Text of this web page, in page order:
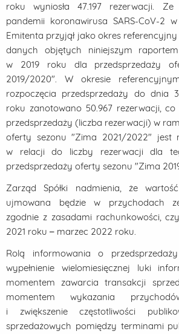
roku wyniosła 47.197 rezerwacji.
pandemii koronawirusa SARS-CoV-2
Emitenta przyjął jako okres
danych objętych niniejszym
w 2019 roku dla przedsprzedaży
2019/2020". W okresie
rozpoczęcia przedsprzedaży do dnia
roku zanotowano 50.967 rezerwacji,
przedsprzedaży (liczba rezerwacji) w
oferty sezonu "Zima 2021/2022" jest
w relacji do liczby rezerwacji dla
przedsprzedaży oferty sezonu "Zima
Zarząd Spółki nadmienia, że
ujmowana będzie w przychodach
zgodnie z zasadami rachunkowości,
2021 roku – marzec 2022 roku.
Rolą informowania o
wypełnienie wielomiesięcznej luki
momentem zawarcia transakcji
momentem wykazania
i zwiększenie częstotliwości
sprzedażowych pomiędzy terminami